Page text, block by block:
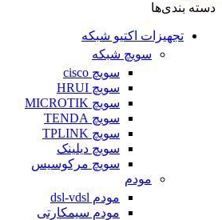
دسته‌ بندی‌ها
تجهیزات اکتیو شبکه
سویچ شبکه
سویچ cisco
سویچ HRUI
سویچ MICROTIK
سویچ TENDA
سویچ TPLINK
سویچ دیلینک
سویچ مرکوسیس
مودم
مودم dsl-vdsl
مودم سیمکارتی